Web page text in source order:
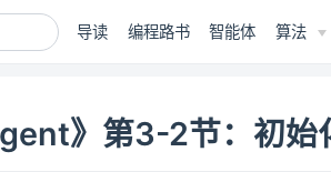
导读 编程路书 智能体 算法
》第3-2节：初始